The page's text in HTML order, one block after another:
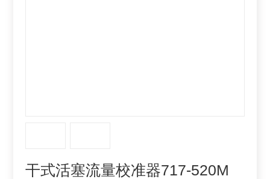
干式活塞流量校准器717-520M